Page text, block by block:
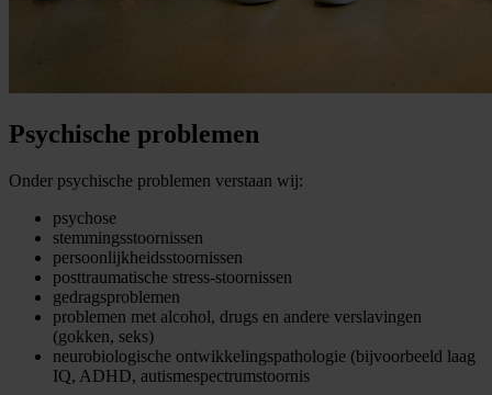
Psychische problemen
Onder psychische problemen verstaan wij:
psychose
stemmingsstoornissen
persoonlijkheidsstoornissen
posttraumatische stress-stoornissen
gedragsproblemen
problemen met alcohol, drugs en andere verslavingen
(gokken, seks)
neurobiologische ontwikkelingspathologie (bijvoorbeeld laag
IQ, ADHD, autismespectrumstoornis